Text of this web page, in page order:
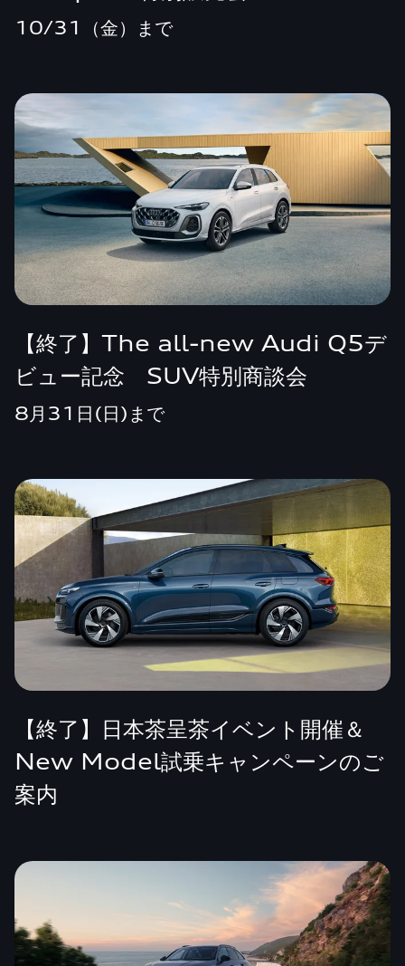
10/31（金）まで
【終了】The all-new Audi Q5デ
ビュー記念 SUV特別商談会
8月31日(日)まで
【終了】日本茶呈茶イベント開催＆
New Model試乗キャンペーンのご
案内